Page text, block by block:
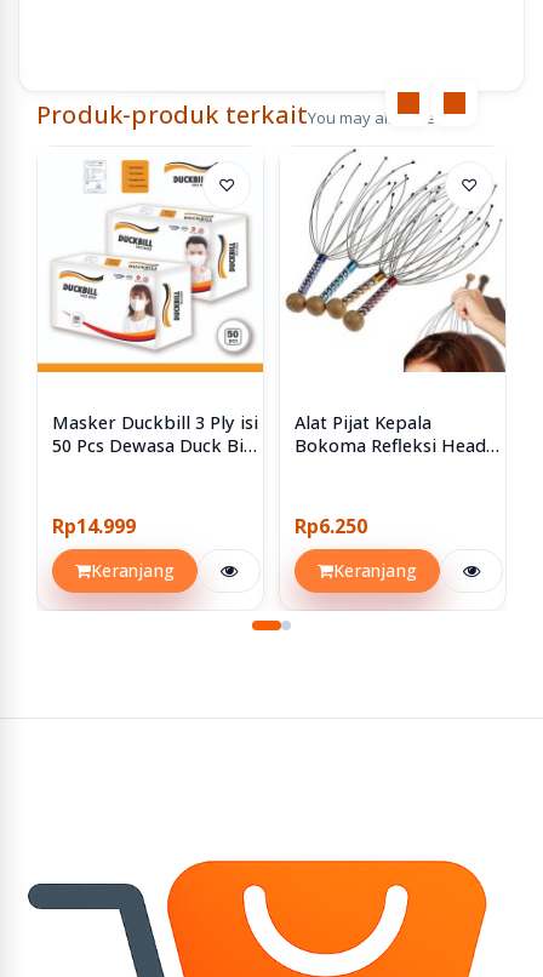
Produk-produk terkaitYou may also like
♡
Masker Duckbill 3 Ply isi
50 Pcs Dewasa Duck Bill
Rp14.999
Keranjang
♡
Alat Pijat Kepala
Bokoma Refleksi Head
Rp6.250
Keranjang